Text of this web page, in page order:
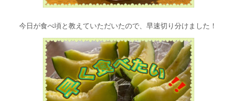
今日が食べ頃と教えていただいたので、早速切り分けました！